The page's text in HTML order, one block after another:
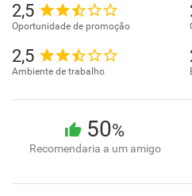
2,5
Oportunidade de promoção
2,5
Ambiente de trabalho
50%
Recomendaria a um amigo